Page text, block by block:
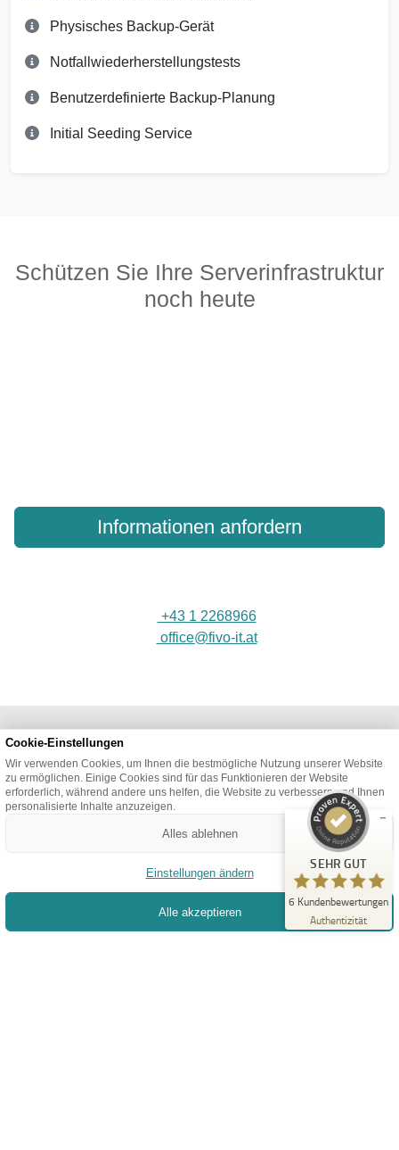
Physisches Backup-Gerät
Notfallwiederherstellungstests
Benutzerdefinierte Backup-Planung
Initial Seeding Service
Schützen Sie Ihre Serverinfrastruktur
noch heute
Informationen anfordern
+43 1 2268966
office@fivo-it.at
Firma Vokoun | FIVO e.U.
Wir wollen durch unsere Erfahrung und der Freude an
individuellen Entwicklungen zu Ihrem Erfolg beitragen.
TERMIN BUCHEN
office@fivo-it.at
Cookie-Einstellungen
Wir verwenden Cookies, um Ihnen die bestmögliche Nutzung unserer Website
zu ermöglichen. Einige Cookies sind für das Funktionieren der Website
erforderlich, während andere uns helfen, die Website zu verbessern und Ihnen
personalisierte Inhalte anzuzeigen.
Alles ablehnen
Einstellungen ändern
Alle akzeptieren
SEHR GUT
6 Kundenbewertungen
Authentizität
FIVO e.U.
100
Empfehlungen auf
ProvenExpert.com
4,93
/
5,00
Bewertungen auf ProvenExpert.com
Erfahren Sie mehr über dieses Bewertungssiegel
29.11.2025
Profil ansehen